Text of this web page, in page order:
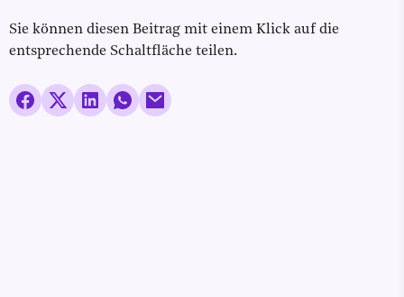
Sie können diesen Beitrag mit einem Klick auf die
entsprechende Schaltfläche teilen.